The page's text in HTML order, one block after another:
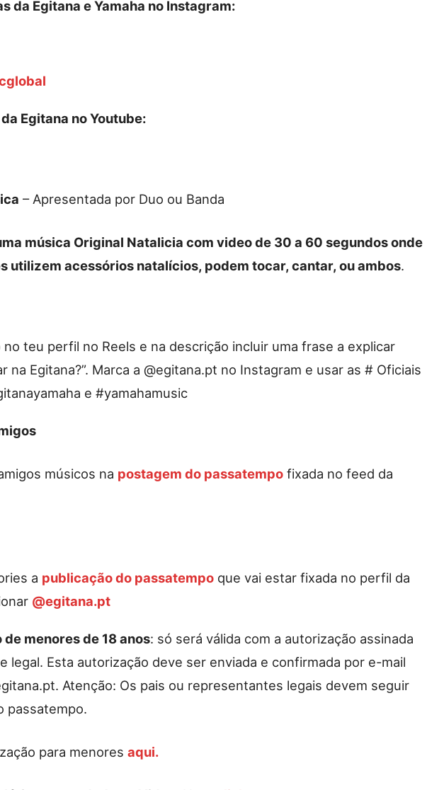
da Egitana e Yamaha no Instagram:
Egitana no Youtube:
– Apresentada por Duo ou Banda
música Original Natalicia com video de 30 a 60 segundos onde
utilizem acessórios natalícios, podem tocar, cantar, ou ambos.
no teu perfil no Reels e na descrição incluir uma frase a explicar
na Egitana?”. Marca a @egitana.pt no Instagram e usar as # Oficiais
e #yamahamusic
músicos na postagem do passatempo fixada no feed da
a publicação do passatempo que vai estar fixada no perfil da
@egitana.pt
menores de 18 anos: só será válida com a autorização assinada
legal. Esta autorização deve ser enviada e confirmada por e-mail
Atenção: Os pais ou representantes legais devem seguir
passatempo.
para menores aqui.